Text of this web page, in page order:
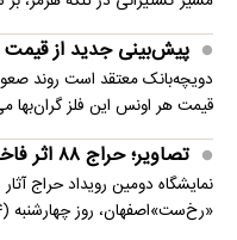
پیش‌بینی جدید از قیمت طلا؛ هر
دویچه‌بانک معتقد است روند
قیمت هر اونس این فلز گران‌بها
تصاویر؛ حراج ۸۸ اثر فاخر از عهد تیموریان تا دوره معاصر
نمایشگاه دومین رویداد حراج
«رخ‌ست»اصفهان، روز چهارشنبه (۱۴ مرداد ۱۴۰۵) در تالار هنر هتل…